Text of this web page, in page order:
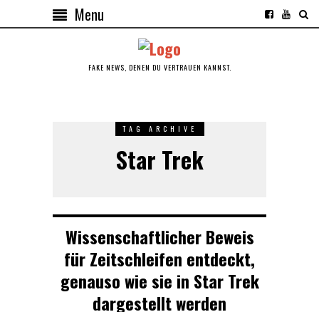
Menu
FAKE NEWS, DENEN DU VERTRAUEN KANNST.
TAG ARCHIVE
Star Trek
Wissenschaftlicher Beweis
für Zeitschleifen entdeckt,
genauso wie sie in Star Trek
dargestellt werden